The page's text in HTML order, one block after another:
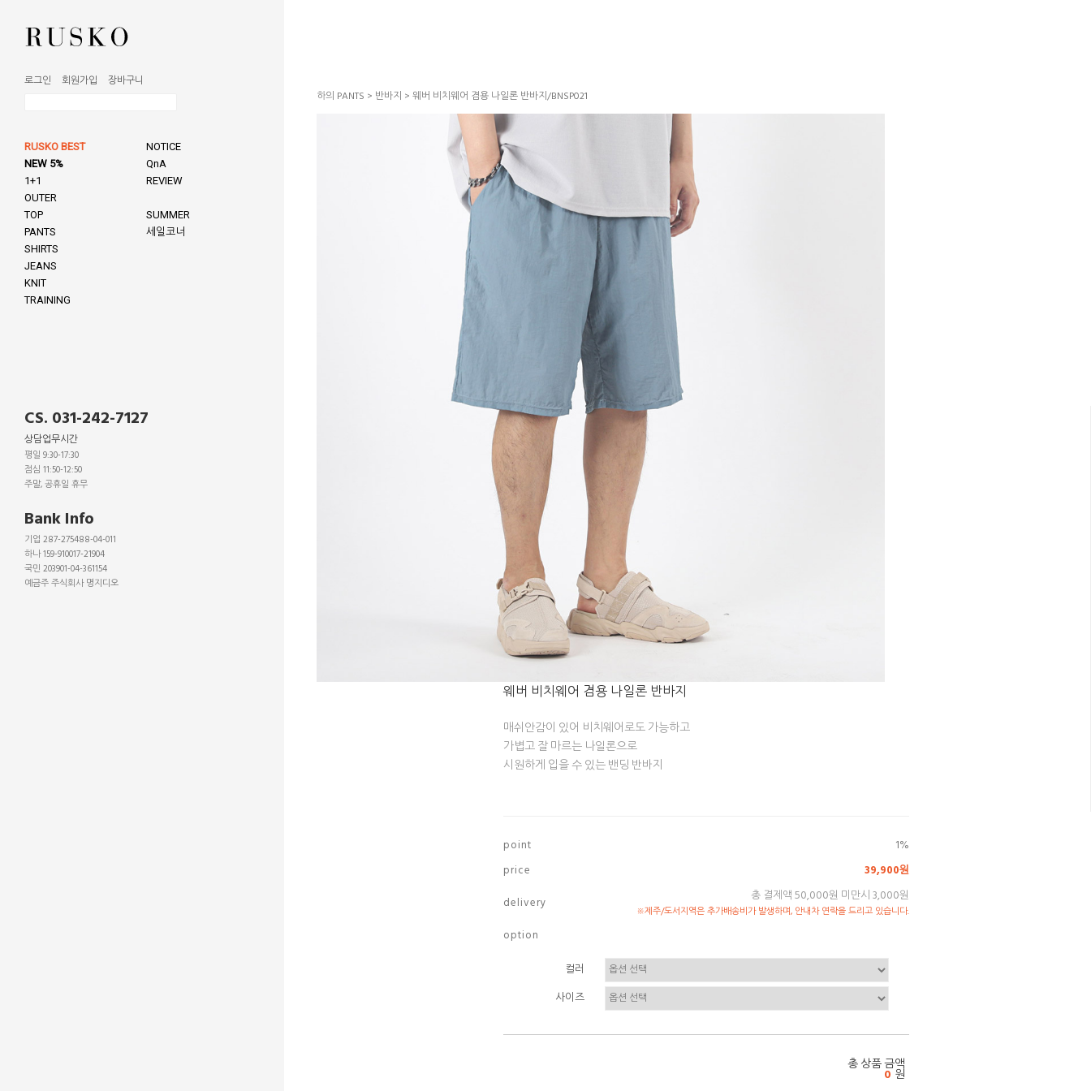
로그인 회원가입 장바구니
RUSKO BEST
NEW 5%
1+1
OUTER
TOP
PANTS
SHIRTS
JEANS
KNIT
TRAINING
NOTICE
QnA
REVIEW
SUMMER
세일코너
CS. 031-242-7127
상담업무시간
평일 9:30-17:30
점심 11:50-12:50
주말, 공휴일 휴무
Bank Info
기업 287-275488-04-011
하나 159-910017-21904
국민 203901-04-361154
예금주 주식회사 명지디오
하의 PANTS > 반바지 > 웨버 비치웨어 겸용 나일론 반바지/BNSP021
웨버 비치웨어 겸용 나일론 반바지
매쉬안감이 있어 비치웨어로도 가능하고
가볍고 잘 마르는 나일론으로
시원하게 입을 수 있는 밴딩 반바지
p o i n t
1%
p r i c e
39,900원
d e l i v e r y
총 결제액 50,000원 미만시 3,000원
※제주/도서지역은 추가배송비가 발생하며, 안내차 연락을 드리고 있습니다.
o p t i o n
컬러
사이즈
총 상품 금액
0 원